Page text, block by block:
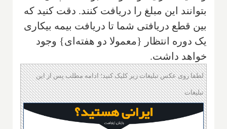
بتوانند این مبلغ را دریافت کنند. دقت کنید که
بین قطع دریافتی شما تا دریافت بیمه بیکاری
یک دوره انتظار {معمولا دو هفته‌ای} وجود
خواهد داشت.
لطفا روی عکس تبلیغات زیر کلیک کنید؛ ادامه مطلب پس از این
تبلیغات